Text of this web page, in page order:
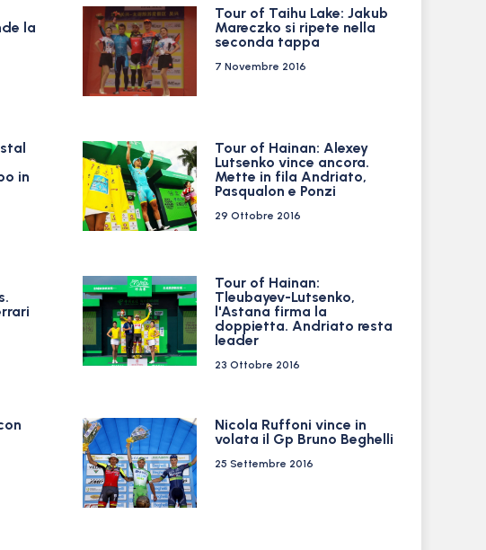
la
Tour of Taihu Lake: Jakub
Mareczko si ripete nella
seconda tappa
7 Novembre 2016
in
Tour of Hainan: Alexey
Lutsenko vince ancora.
Mette in fila Andriato,
Pasqualon e Ponzi
29 Ottobre 2016
Tour of Hainan:
Tleubayev-Lutsenko,
l'Astana firma la
doppietta. Andriato resta
leader
23 Ottobre 2016
Nicola Ruffoni vince in
volata il Gp Bruno Beghelli
25 Settembre 2016